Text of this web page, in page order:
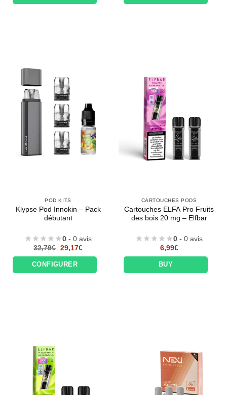
POD KITS
Klypse Pod Innokin – Pack
débutant
0 - 0 avis
32,79€ Le
initial
était :
32,79€.
29,17€Le
actuel
29,17€.
CONFIGURER
CARTOUCHES PODS
Cartouches ELFA Pro Fruits
des bois 20 mg – Elfbar
0 - 0 avis
6,99€
BUY